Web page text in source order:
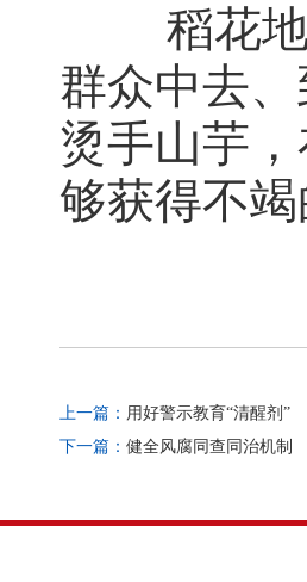
稻花地是
群众中去
烫手山芋
够获得不
上一篇： 用好警示教育“清醒剂”
下一篇： 健全风腐同查同治机制